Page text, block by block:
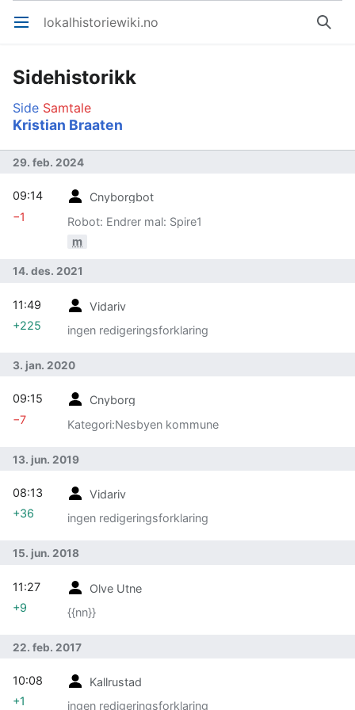
Åpne hovedmenyen lokalhistoriewiki.no Søk
Sidehistorikk
Side Samtale
Kristian Braaten
29. feb. 2024
Cnyborgbot
Robot: Endrer mal: Spire1
m
09:14
−1
14. des. 2021
Vidariv
ingen redigeringsforklaring
11:49
+225
3. jan. 2020
Cnyborg
Kategori:Nesbyen kommune
09:15
−7
13. jun. 2019
Vidariv
ingen redigeringsforklaring
08:13
+36
15. jun. 2018
Olve Utne
{{nn}}
11:27
+9
22. feb. 2017
Kallrustad
ingen redigeringsforklaring
10:08
+1